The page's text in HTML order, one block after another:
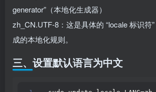
generator”（本地化生成器）
zh_CN.UTF-8：这是具体的 “locale 标识符
成的本地化规则。
三、设置默认语言为中文